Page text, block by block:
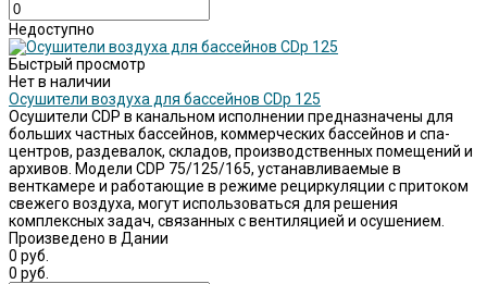
Недоступно
Быстрый просмотр
Нет в наличии
Осушители воздуха для бассейнов CDp 125
Осушители CDP в канальном исполнении предназначены для
больших частных бассейнов, коммерческих бассейнов и спа-
центров, раздевалок, складов, производственных помещений и
архивов. Модели CDP 75/125/165, устанавливаемые в
венткамере и работающие в режиме рециркуляции с притоком
свежего воздуха, могут использоваться для решения
комплексных задач, связанных с вентиляцией и осушением.
Произведено в Дании
0 руб.
0 руб.